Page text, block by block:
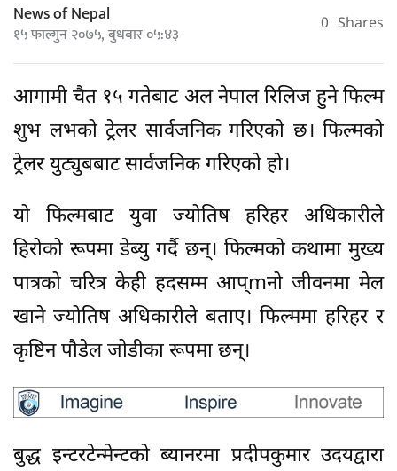
News of Nepal
१५ फाल्गुन २०७५, बुधबार ०५:४३ 0 Shares
आगामी चैत १५ गतेबाट अल नेपाल रिलिज हुने फिल्म
शुभ लभको ट्रेलर सार्वजनिक गरिएको छ। फिल्मको
ट्रेलर युट्युबबाट सार्वजनिक गरिएको हो।
यो फिल्मबाट युवा ज्योतिष हरिहर अधिकारीले
हिरोको रूपमा डेब्यु गर्दै छन्। फिल्मको कथामा मुख्य
पात्रको चरित्र केही हदसम्म आप्mनो जीवनमा मेल
खाने ज्योतिष अधिकारीले बताए। फिल्ममा हरिहर र
कृष्टिन पौडेल जोडीका रूपमा छन्।
बुद्ध इन्टरटेन्मेन्टको ब्यानरमा प्रदीपकुमार उदयद्वारा